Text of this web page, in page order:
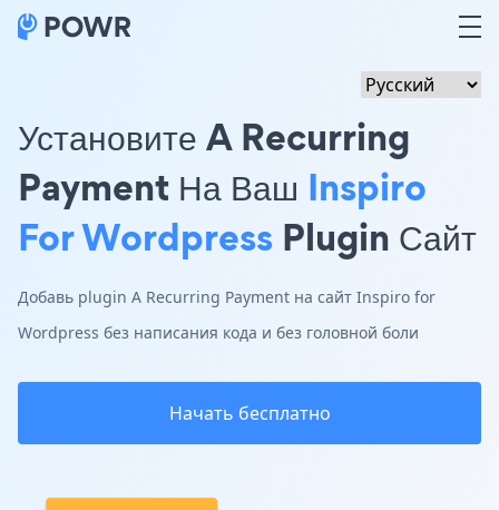
Установите A Recurring
Payment На Ваш Inspiro
For Wordpress Plugin Сайт
Добавь plugin A Recurring Payment на сайт Inspiro for
Wordpress без написания кода и без головной боли
Начать бесплатно